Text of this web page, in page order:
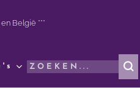
België ***